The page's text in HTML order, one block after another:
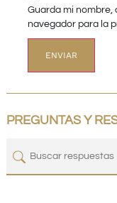
Guarda mi
navegador para la
PREGUNTAS Y